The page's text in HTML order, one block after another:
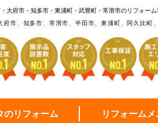
大府市・知多市・東浦町・武豊町・常滑市のリフォー
市、知多市、常滑市、半田市、東浦町、阿久比町
のリフォーム リフォーム